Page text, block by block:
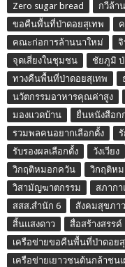
Zero sugar bread
กวีล้า
ขอคืนพื้นที่ป่าดอยสุเทพ
คณะก่อการล้านนาใหม่
จิ
จุดเสี่ยงในชุมชน
ชัยภูมิ
ทวงคืนพื้นที่ป่าดอยสุเทพ
นวัตกรรมอาหารคุณค่าสูง
มองแวดบ้าน
ยื่นหนังสือก
รวมพลคนอยากเลือกตั้ง
รับรองผลเลือกตั้ง
วังเวียง
วิกฤติหมอกควัน
วิกฤติห
วิสามัญฆาตกรรม
สภากา
สสส.สำนัก 6
สังคมสุขภา
สิ้นแสงดาว
สื่อสร้างสรรค์
เครือข่ายขอคืนพื้นที่ป่าดอยสุ
เครือข่ายเยาวชนต้นกล้าชน